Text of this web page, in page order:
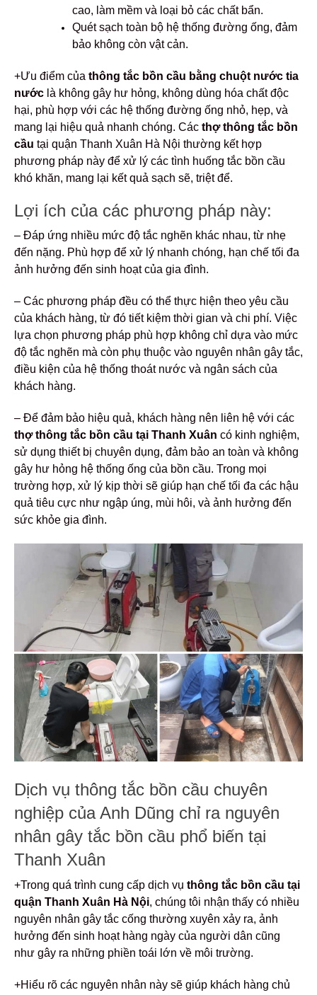
cao, làm mềm và loại bỏ các chất bẩn.
Quét sạch toàn bộ hệ thống đường ống, đảm
bảo không còn vật cản.
+Ưu điểm của thông tắc bồn cầu bằng chuột nước tia
nước là không gây hư hỏng, không dùng hóa chất độc
hại, phù hợp với các hệ thống đường ống nhỏ, hẹp, và
mang lại hiệu quả nhanh chóng. Các thợ thông tắc bồn
cầu tại quận Thanh Xuân Hà Nội thường kết hợp
phương pháp này để xử lý các tình huống tắc bồn cầu
khó khăn, mang lại kết quả sạch sẽ, triệt để.
Lợi ích của các phương pháp này:
– Đáp ứng nhiều mức độ tắc nghẽn khác nhau, từ nhẹ
đến nặng. Phù hợp để xử lý nhanh chóng, hạn chế tối đa
ảnh hưởng đến sinh hoạt của gia đình.
– Các phương pháp đều có thể thực hiện theo yêu cầu
của khách hàng, từ đó tiết kiệm thời gian và chi phí. Việc
lựa chọn phương pháp phù hợp không chỉ dựa vào mức
độ tắc nghẽn mà còn phụ thuộc vào nguyên nhân gây tắc,
điều kiện của hệ thống thoát nước và ngân sách của
khách hàng.
– Để đảm bảo hiệu quả, khách hàng nên liên hệ với các
thợ thông tắc bồn cầu tại Thanh Xuân có kinh nghiệm,
sử dụng thiết bị chuyên dụng, đảm bảo an toàn và không
gây hư hỏng hệ thống ống của bồn cầu. Trong mọi
trường hợp, xử lý kịp thời sẽ giúp hạn chế tối đa các hậu
quả tiêu cực như ngập úng, mùi hôi, và ảnh hưởng đến
sức khỏe gia đình.
Dịch vụ thông tắc bồn cầu chuyên
nghiệp của Anh Dũng chỉ ra nguyên
nhân gây tắc bồn cầu phổ biến tại
Thanh Xuân
+Trong quá trình cung cấp dịch vụ thông tắc bồn cầu tại
quận Thanh Xuân Hà Nội, chúng tôi nhận thấy có nhiều
nguyên nhân gây tắc cống thường xuyên xảy ra, ảnh
hưởng đến sinh hoạt hàng ngày của người dân cũng
như gây ra những phiền toái lớn về môi trường.
+Hiểu rõ các nguyên nhân này sẽ giúp khách hàng chủ